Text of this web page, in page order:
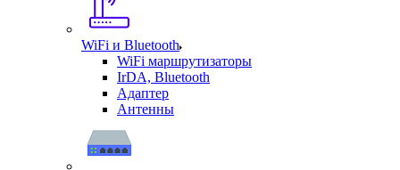
WiFi и Bluetooth
WiFi маршрутизаторы
IrDA, Bluetooth
Адаптер
Антенны